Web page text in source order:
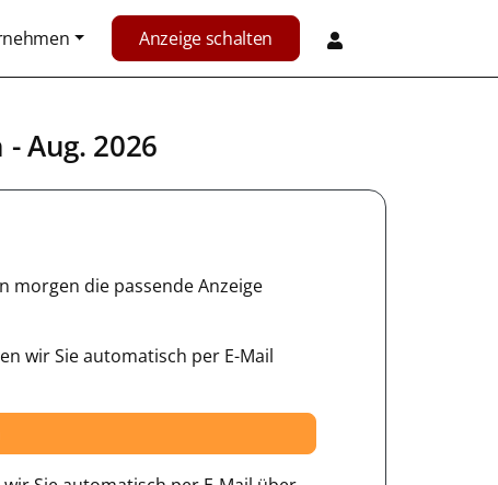
Anzeige schalten
- Aug. 2026
morgen die passende Anzeige
wir Sie automatisch per E-Mail